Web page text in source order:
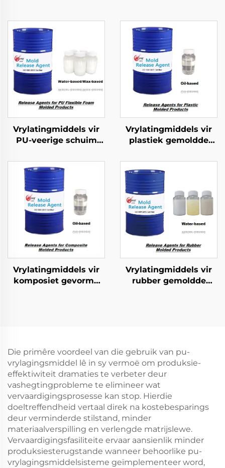
Vrylatingmiddels vir
PU-veerige schuim
Vrylatingmiddels vir
plastiek gemoldde
Vrylatingmiddels vir
komposiet gevorme
Vrylatingmiddels vir
rubber gemoldde
Die primêre voordeel van die gebruik van pu-
vrylagingsmiddel lê in sy vermoë om produksie-
effektiwiteit dramaties te verbeter deur
vashegtingprobleme te elimineer wat
vervaardigingsprosesse kan stop. Hierdie
doeltreffendheid vertaal direk na kostebesparings
deur verminderde stilstand, minder
materiaalverspilling en verlengde matrijslewe.
Vervaardigingsfasiliteite ervaar aansienlik minder
produksiesterugstande wanneer behoorlike pu-
vrylagingsmiddelsisteme geïmplementeer word,